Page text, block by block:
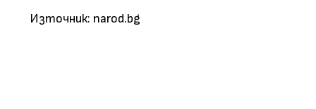
Източник: narod.bg